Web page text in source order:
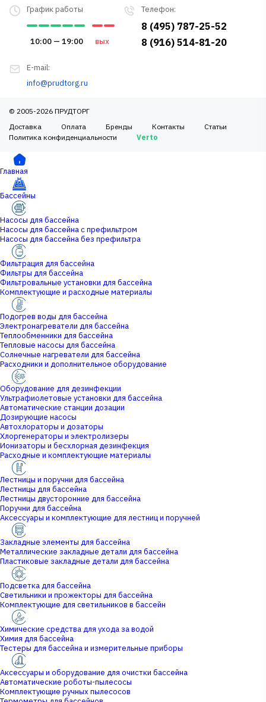
Телефон:
8 (495) 787-25-52
8 (916) 514-81-20
График работы
10:00 — 19:00 вых
E-mail:
info@prudtorg.ru
© 2005-2026 ПРУДТОРГ
Доставка
Оплата Бренды Контакты
Статьи
Политика конфиденциальности
Verto
Главная
Бассейны
Насосы для бассейна
Насосы для бассейна с префильтром
Насосы для бассейна без префильтра
Фильтрация для бассейна
Фильтры для бассейна
Фильтровальные установки для бассейна
Комплектующие и расходные материалы
Подогрев воды для бассейна
Электронагреватели для бассейна
Теплообменники для бассейна
Тепловые насосы для бассейна
Солнечные нагреватели для бассейна
Расходники и дополнительное оборудование
Оборудование для дезинфекции
Ультрафиолетовые установки для бассейна
Автоматические станции дозации
Дозирующие насосы
Автохлораторы и дозаторы
Хлоргенераторы и электролизеры
Ионизаторы и бесхлорная дезинфекция
Расходные и комплектующие материалы
Лестницы и поручни для бассейна
Лестницы для бассейна
Лестницы двусторонние для бассейна
Поручни для бассейна
Аксессуары и комплектующие для лестниц и поручней
Закладные элементы для бассейна
Металлические закладные детали для бассейна
Пластиковые закладные детали для бассейна
Подсветка для бассейна
Светильники и прожекторы для бассейна
Комплектующие для светильников в бассейн
Химические средства для ухода за водой
Химия для бассейна
Тестеры для бассейна и измерительные приборы
Аксессуары и оборудование для очистки бассейна
Автоматические роботы-пылесосы
Комплектующие ручных пылесосов